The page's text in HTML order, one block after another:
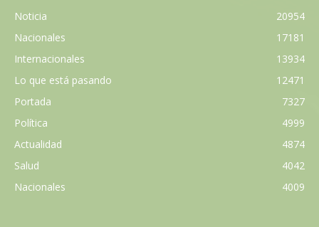
Noticia
20954
Nacionales
17181
Internacionales
13934
Lo que está pasando
12471
Portada
7327
Política
4999
Actualidad
4874
Salud
4042
Nacionales
4009